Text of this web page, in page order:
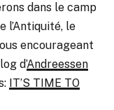
dans le camp
l’Antiquité, le
encourageant
d’Andreessen
IT’S TIME TO